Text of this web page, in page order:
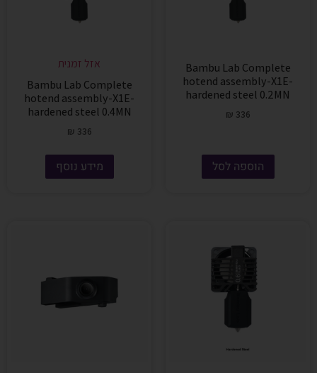
Bambu Lab Complete
hotend assembly-X1E-
hardened steel 0.2MN
₪ 336
הוספה לסל
אזל זמנית
Bambu Lab Complete
hotend assembly-X1E-
hardened steel 0.4MN
₪ 336
מידע נוסף